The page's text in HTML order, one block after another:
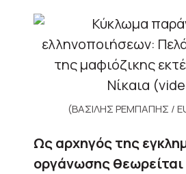
(ΒΑΣΙΛΗΣ ΡΕΜΠΑΠΗΣ /
Ως αρχηγός της
οργάνωσης